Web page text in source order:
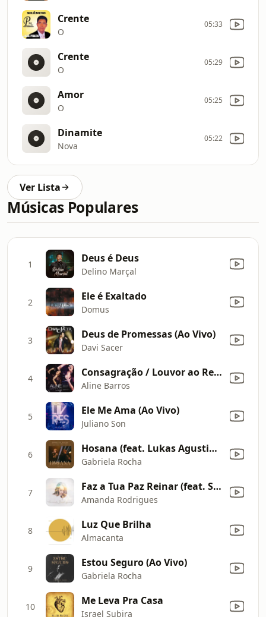
Crente
O
05:33
Crente
O
05:29
Amor
O
05:25
Dinamite
Nova
05:22
Ver Lista
Músicas Populares
1 Deus é Deus
Delino Marçal
2 Ele é Exaltado
Domus
3 Deus de Promessas (Ao Vivo)
Davi Sacer
4 Consagração / Louvor ao Rei (Ao Vivo)
Aline Barros
5 Ele Me Ama (Ao Vivo)
Juliano Son
6 Hosana (feat. Lukas Agustinho) [Ao Vivo]
Gabriela Rocha
7 Faz a Tua Paz Reinar (feat. Samuel Mizrahy)
Amanda Rodrigues
8 Luz Que Brilha
Almacanta
9 Estou Seguro (Ao Vivo)
Gabriela Rocha
10 Me Leva Pra Casa
Israel Subira